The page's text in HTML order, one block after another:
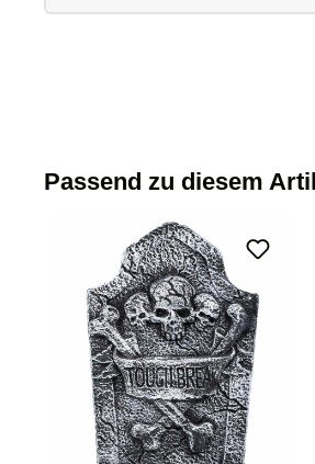
Passend zu diesem